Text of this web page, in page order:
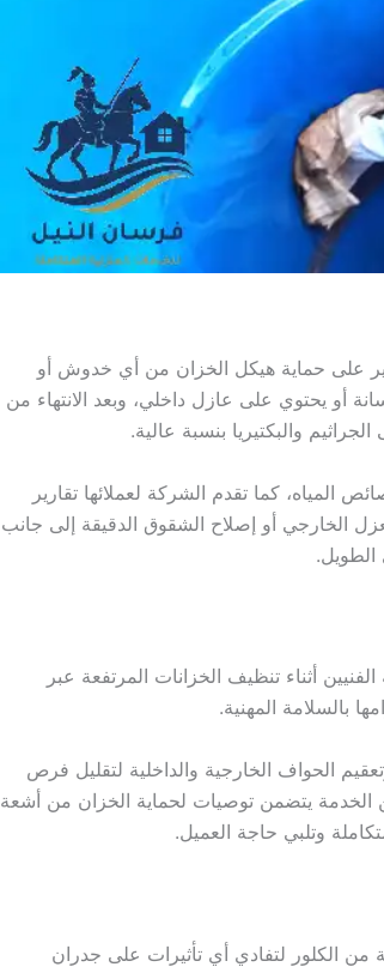
على حماية هيكل الخزان من أي خدوش أو
أو يحتوي على عازل داخلي، وبعد الانتهاء من
والبكتيريا بنسبة عالية.
المياه، كما تقدم الشركة لعملائها تقارير
الخارجي أو إصلاح الشقوق الدقيقة إلى جانب
الطويل.
أثناء تنظيف الخزانات المرتفعة عبر
بالسلامة المهنية.
الحواف الخارجية والداخلية لتقليل فرص
الخدمة يتضمن توصيات لحماية الخزان من أشعة
وتلبي حاجة العميل.
الكلور لتفادي أي تأثيرات على جدران